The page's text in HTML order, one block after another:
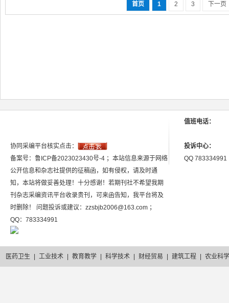
首页 1 2 3 下一页
协同采编平台核实点击：
备案号：鲁ICP备2023023430号-4 ；本站信息来源于网络
公开信息和杂志社提供的征稿函，如有侵权，请及时通
知，本站将做妥善处理！十分感谢！若期刊社不希望我期
刊杂志采编资讯平台收录贵刊，可来函告知，我平台将及
时删除！ 问题投诉或建议：zzsbjb2006@163.com ；
QQ：783334991
值班电话：
投诉中心：
QQ 783334991
医药卫生 工业技术 教育教学 科学技术 财经贸易 建筑工程 农业科学